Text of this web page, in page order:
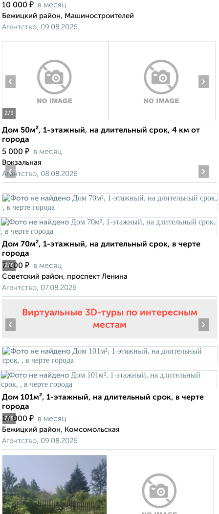
10 000 ₽ в месяц
Бежицкий район, Машиностроителей
Агентство, 09.08.2026
2/3
‹ ›
Дом 50м², 1-этажный, на длительный срок, 4 км от
города
5 000 ₽ в месяц
Вокзальная
Агентство, 08.08.2026
2/8
‹ ›
Дом 70м², 1-этажный, на длительный срок, в черте
города
7 000 ₽ в месяц
Советский район, проспект Ленина
Агентство, 07.08.2026
Виртуальные 3D-туры по интересным
местам
2/8
‹ ›
Дом 101м², 1-этажный, на длительный срок, в черте
города
14 000 ₽ в месяц
Бежицкий район, Комсомольская
Агентство, 09.08.2026